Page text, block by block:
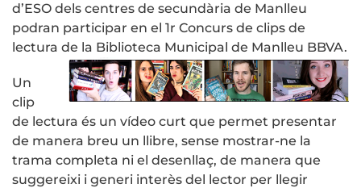
d’ESO dels centres de secundària de Manlleu
podran participar en el 1r Concurs de clips de
lectura de la Biblioteca Municipal de Manlleu BBVA.
Un
clip
de lectura és un vídeo curt que permet presentar
de manera breu un llibre, sense mostrar-ne la
trama completa ni el desenllaç, de manera que
suggereixi i generi interès del lector per llegir